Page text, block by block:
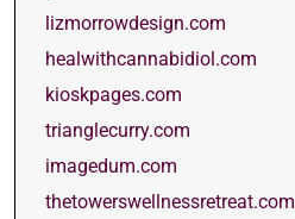
lizmorrowdesign.com
healwithcannabidiol.com
kioskpages.com
trianglecurry.com
imagedum.com
thetowerswellnessretreat.com